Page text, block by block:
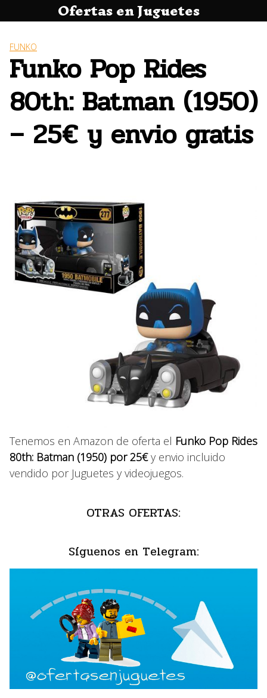
al
Ofertas en Juguetes
FUNKO
Funko Pop Rides
80th: Batman (1950)
– 25€ y envio gratis
Tenemos en Amazon de oferta el Funko Pop Rides
80th: Batman (1950) por 25€y envio incluido
vendido por Juguetes y videojuegos.
OTRAS OFERTAS:
Síguenos en Telegram: